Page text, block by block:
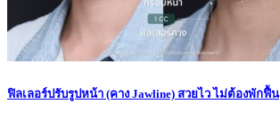
ฟิลเลอร์ปรับรูปหน้า (คาง Jawline) สวยไว ไม่ต้องพักฟื้น